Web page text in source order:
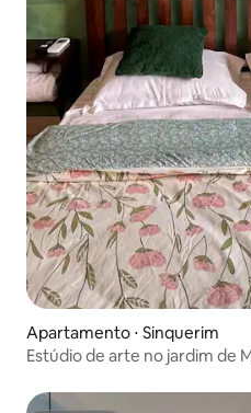
Apartamento ⋅ Sinquerim
Estúdio de arte no jardim de